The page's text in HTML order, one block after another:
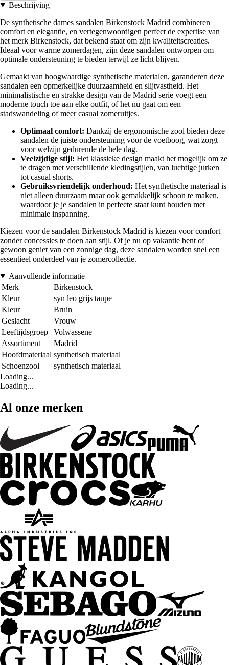
Beschrijving
De synthetische dames sandalen Birkenstock Madrid combineren
comfort en elegantie, en vertegenwoordigen perfect de expertise van
het merk Birkenstock, dat bekend staat om zijn kwaliteitscreaties.
Ideaal voor warme zomerdagen, zijn deze sandalen ontworpen om
optimale ondersteuning te bieden terwijl ze licht blijven.
Gemaakt van hoogwaardige synthetische materialen, garanderen deze
sandalen een opmerkelijke duurzaamheid en slijtvastheid. Het
minimalistische en strakke design van de Madrid serie voegt een
moderne touch toe aan elke outfit, of het nu gaat om een
stadswandeling of meer casual zomeruitjes.
Optimaal comfort: Dankzij de ergonomische zool bieden deze
sandalen de juiste ondersteuning voor de voetboog, wat zorgt
voor welzijn gedurende de hele dag.
Veelzijdige stijl: Het klassieke design maakt het mogelijk om ze
te dragen met verschillende kledingstijlen, van luchtige jurken
tot casual shorts.
Gebruiksvriendelijk onderhoud: Het synthetische materiaal is
niet alleen duurzaam maar ook gemakkelijk schoon te maken,
waardoor je je sandalen in perfecte staat kunt houden met
minimale inspanning.
Kiezen voor de sandalen Birkenstock Madrid is kiezen voor comfort
zonder concessies te doen aan stijl. Of je nu op vakantie bent of
gewoon geniet van een zonnige dag, deze sandalen worden snel een
essentieel onderdeel van je zomercollectie.
Aanvullende informatie
Merk
Birkenstock
Kleur
syn leo grijs taupe
Kleur
Bruin
Geslacht
Vrouw
Leeftijdsgroep
Volwassene
Assortiment
Madrid
Hoofdmateriaal synthetisch materiaal
Schoenzool
synthetisch materiaal
Loading...
Loading...
Al onze merken